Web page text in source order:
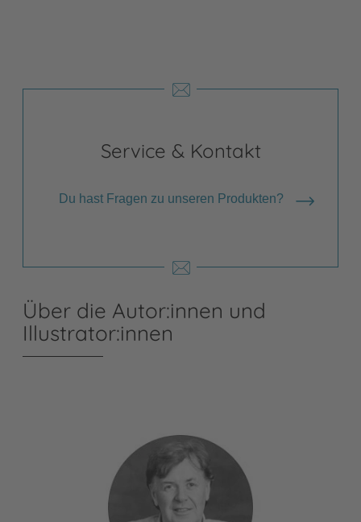
Service & Kontakt
Du hast Fragen zu unseren Produkten?
Über die Autor:innen und
Illustrator:innen